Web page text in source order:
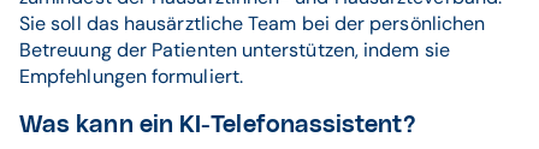
Sie soll das hausärztliche Team bei der persönlichen
Betreuung der Patienten unterstützen, indem sie
Empfehlungen formuliert.
Was kann ein KI-Telefonassistent?